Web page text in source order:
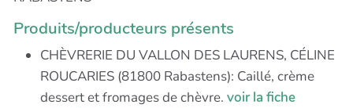
Produits/producteurs présents
CHÈVRERIE DU VALLON DES LAURENS, CÉLINE
ROUCARIES (81800 Rabastens): Caillé, crème
dessert et fromages de chèvre. voir la fiche